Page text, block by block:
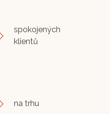
spokojených
klientů
na trhu